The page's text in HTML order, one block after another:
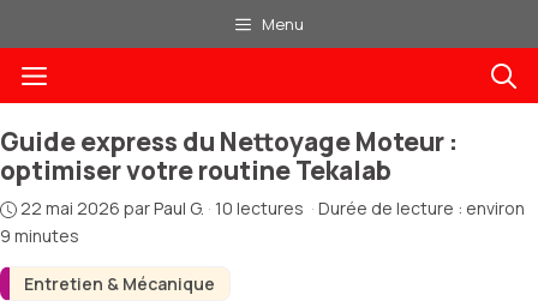
au
contenu
Menu
Menu
Entretien & Mécanique
Guide express du Nettoyage Moteur :
optimiser votre routine Tekalab
22 mai 2026 parPaul G. · 10 lectures · Durée de lecture : environ
9 minutes